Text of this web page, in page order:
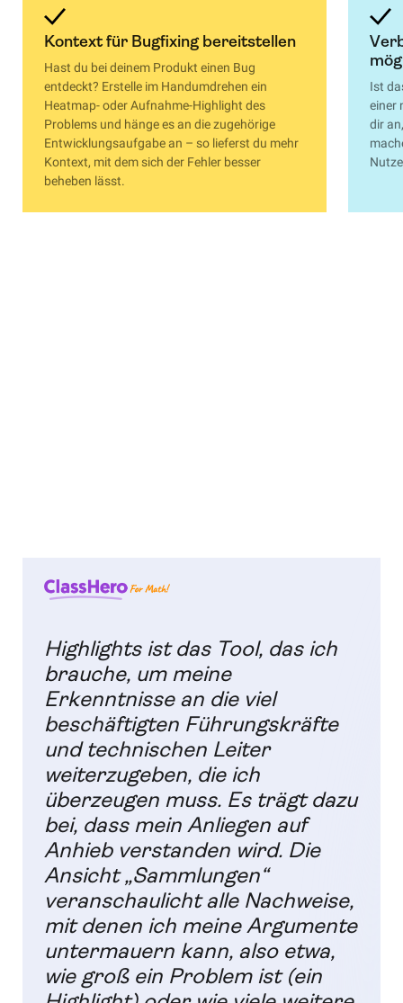
Kontext für Bugfixing bereitstellen
Hast du bei deinem Produkt einen Bug
entdeckt? Erstelle im Handumdrehen ein
Heatmap- oder Aufnahme-Highlight des
Problems und hänge es an die zugehörige
Entwicklungsaufgabe an – so lieferst du mehr
Kontext, mit dem sich der Fehler besser
beheben lässt.
Ist
einer
dir
Highlights ist das Tool, das ich
brauche, um meine
Erkenntnisse an die viel
beschäftigten Führungskräfte
und technischen Leiter
weiterzugeben, die ich
überzeugen muss. Es trägt dazu
bei, dass mein Anliegen auf
Anhieb verstanden wird. Die
Ansicht „Sammlungen“
veranschaulicht alle Nachweise,
mit denen ich meine Argumente
untermauern kann, also etwa,
wie groß ein Problem ist (ein